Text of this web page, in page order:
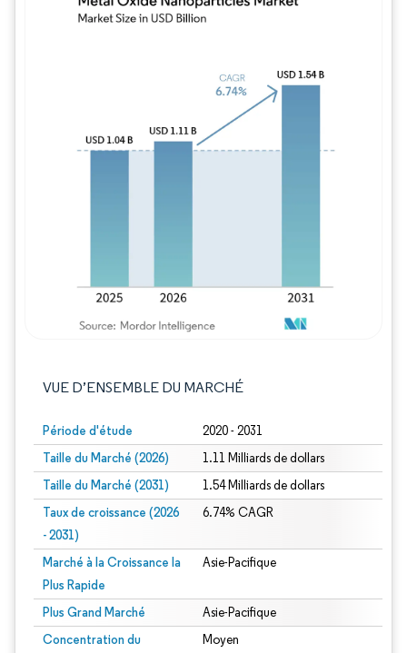
VUE D’ENSEMBLE DU MARCHÉ
Période d'étude 2020 - 2031
Taille du Marché (2026) 1.11 Milliards de dollars
Taille du Marché (2031) 1.54 Milliards de dollars
Taux de croissance (2026
- 2031)
6.74% CAGR
Marché à la Croissance la
Plus Rapide
Asie-Pacifique
Plus Grand Marché Asie-Pacifique
Concentration du
Moyen